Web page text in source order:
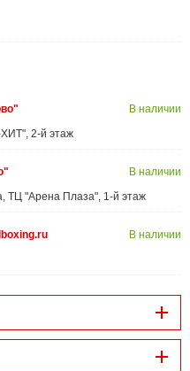
2-й этаж
В наличии
ТЦ "Арена Плаза", 1-й этаж
В наличии
В наличии